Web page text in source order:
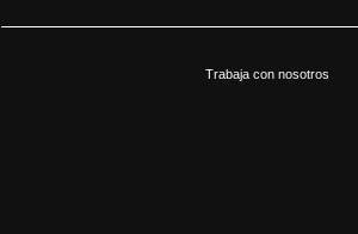
Trabaja con nosotros